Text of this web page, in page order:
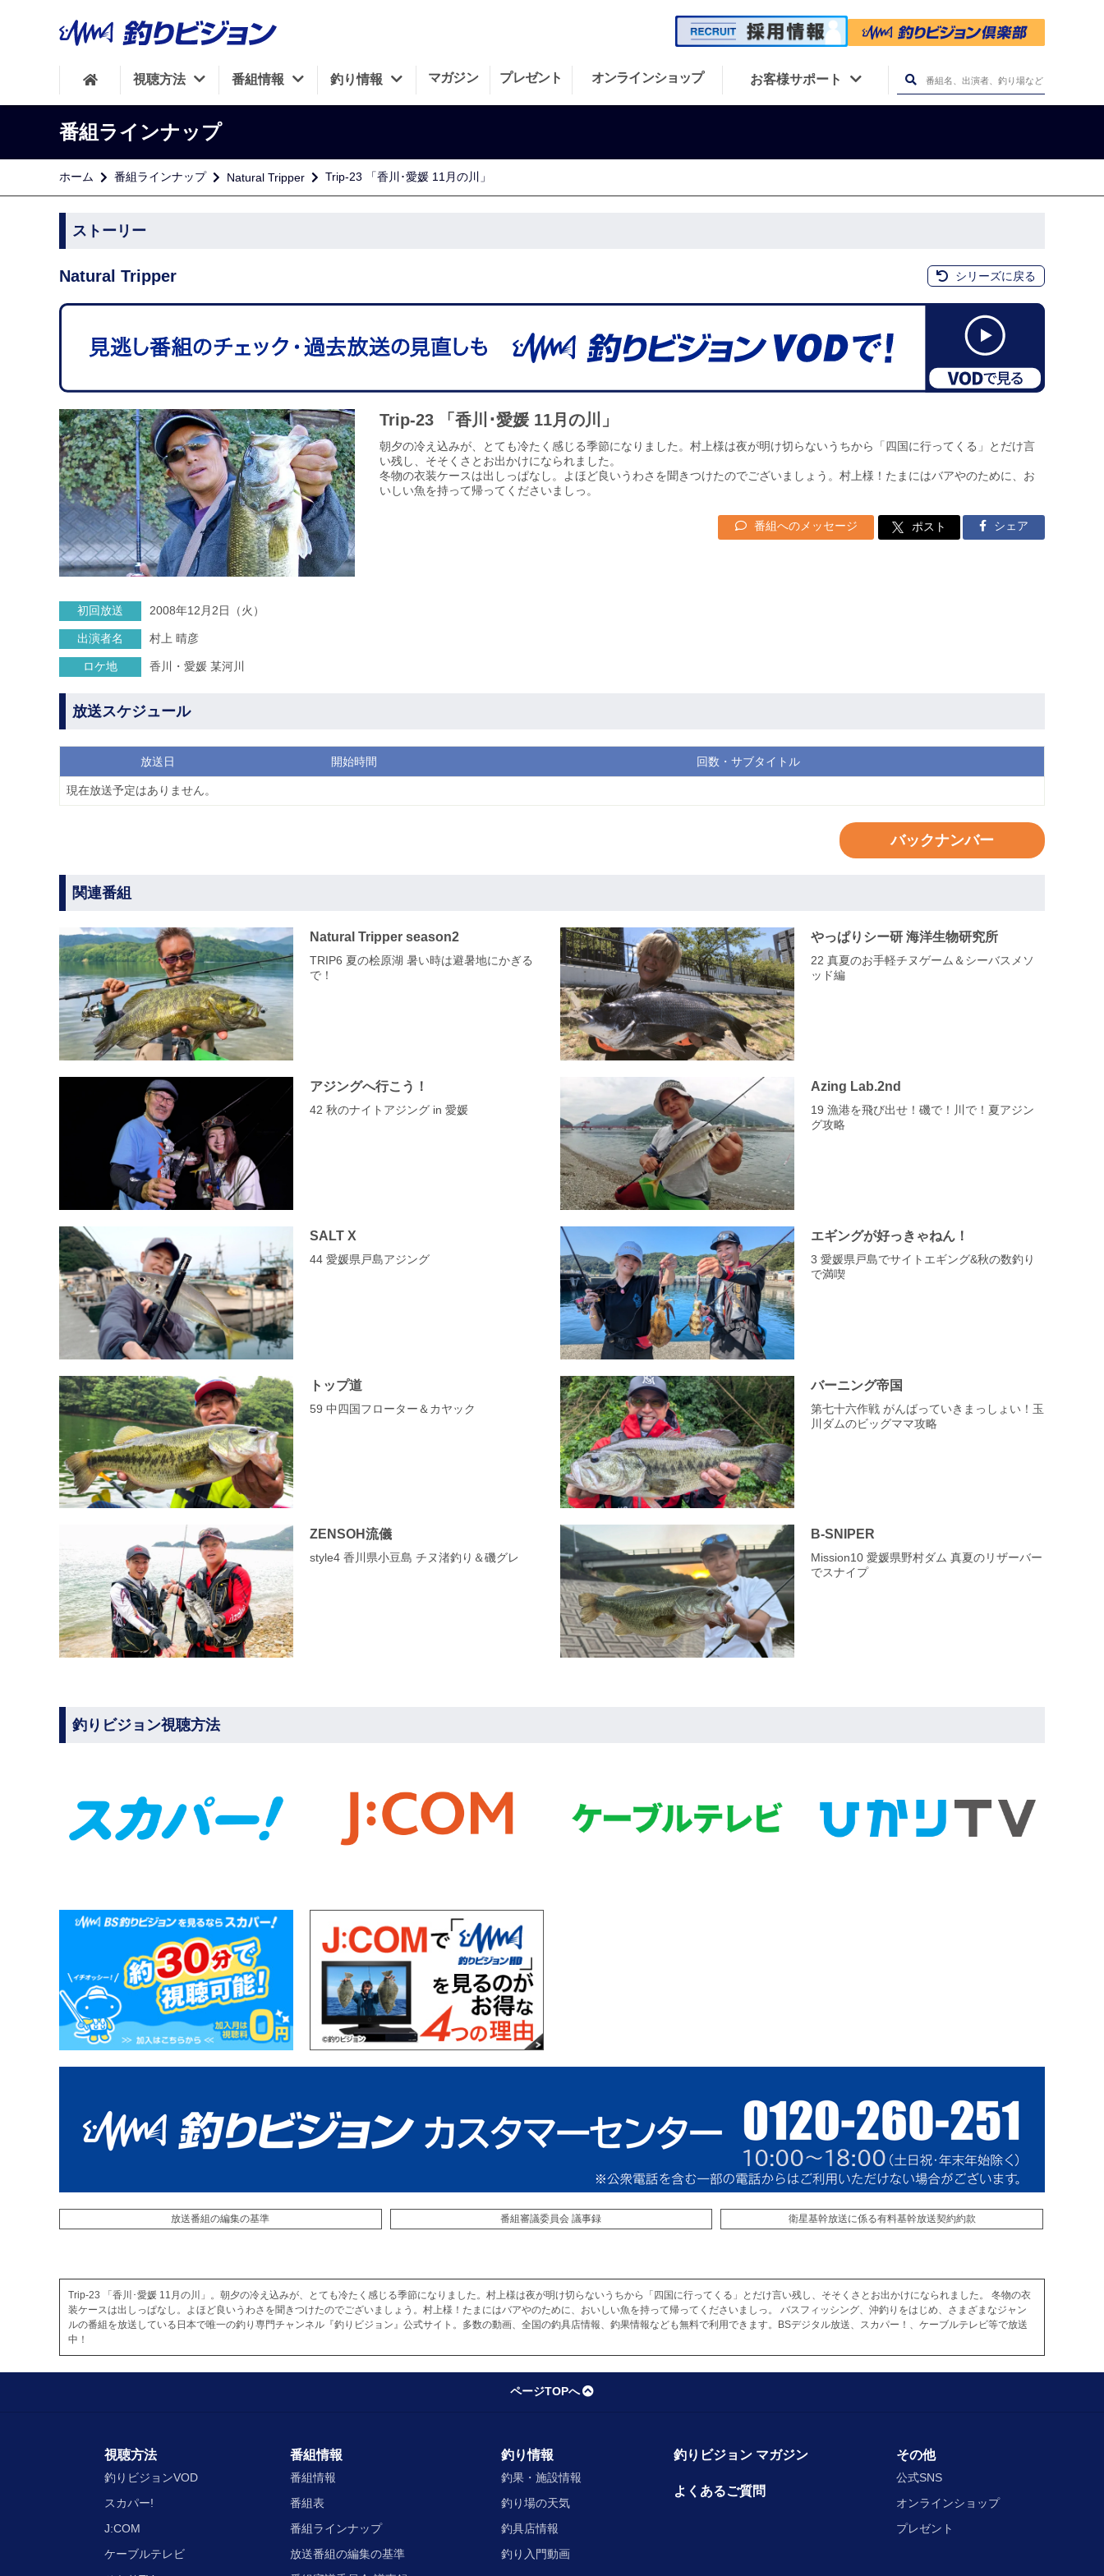
視聴方法 番組情報 釣り情報 マガジン プレゼント オンラインショップ お客様サポート
番組ラインナップ
ホーム 番組ラインナップ Natural Tripper Trip-23 「香川･愛媛 11月の川」
ストーリー
Natural Tripper シリーズに戻る
Trip-23 「香川･愛媛 11月の川」
朝夕の冷え込みが、とても冷たく感じる季節になりました。村上様は夜が明け切らないうちから「四国に行ってくる」とだけ言
い残し、そそくさとお出かけになられました。
冬物の衣装ケースは出しっぱなし。よほど良いうわさを聞きつけたのでございましょう。村上様！たまにはバアやのために、お
いしい魚を持って帰ってくださいましっ。
番組へのメッセージ ポスト シェア
初回放送 2008年12月2日（火）
出演者名 村上 晴彦
ロケ地 香川・愛媛 某河川
放送スケジュール
放送日 開始時間 回数・サブタイトル
現在放送予定はありません。
バックナンバー
関連番組
Natural Tripper season2
TRIP6 夏の桧原湖 暑い時は避暑地にかぎる
で！
やっぱりシー研 海洋生物研究所
22 真夏のお手軽チヌゲーム＆シーバスメソ
ッド編
アジングへ行こう！
42 秋のナイトアジング in 愛媛
Azing Lab.2nd
19 漁港を飛び出せ！磯で！川で！夏アジン
グ攻略
SALT X
44 愛媛県戸島アジング
エギングが好っきゃねん！
3 愛媛県戸島でサイトエギング&秋の数釣り
で満喫
トップ道
59 中四国フローター＆カヤック
バーニング帝国
第七十六作戦 がんばっていきまっしょい！玉
川ダムのビッグママ攻略
ZENSOH流儀
style4 香川県小豆島 チヌ渚釣り＆磯グレ
B-SNIPER
Mission10 愛媛県野村ダム 真夏のリザーバー
でスナイプ
釣りビジョン視聴方法
放送番組の編集の基準 番組審議委員会 議事録 衛星基幹放送に係る有料基幹放送契約約款
Trip-23 「香川･愛媛 11月の川」。朝夕の冷え込みが、とても冷たく感じる季節になりました。村上様は夜が明け切らないうちから「四国に行ってくる」とだけ言い残し、そそくさとお出かけになられました。 冬物の衣
装ケースは出しっぱなし。よほど良いうわさを聞きつけたのでございましょう。村上様！たまにはバアやのために、おいしい魚を持って帰ってくださいましっ。 バスフィッシング、沖釣りをはじめ、さまざまなジャン
ルの番組を放送している日本で唯一の釣り専門チャンネル『釣りビジョン』公式サイト。多数の動画、全国の釣具店情報、釣果情報なども無料で利用できます。BSデジタル放送、スカパー！、ケーブルテレビ等で放送
中！
ページTOPへ
視聴方法
釣りビジョンVOD
スカパー!
J:COM
ケーブルテレビ
番組情報
番組情報
番組表
番組ラインナップ
放送番組の編集の基準
釣り情報
釣果・施設情報
釣り場の天気
釣具店情報
釣り入門動画
釣りビジョン マガジン
よくあるご質問
その他
公式SNS
オンラインショップ
プレゼント